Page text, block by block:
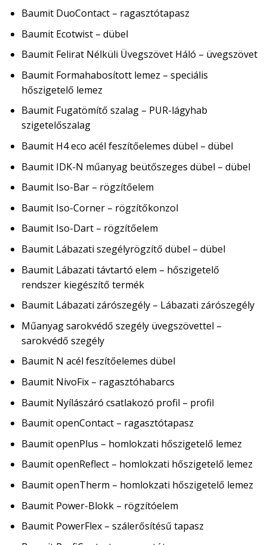
Baumit DuoContact – ragasztótapasz
Baumit Ecotwist – dübel
Baumit Felirat Nélküli Üvegszövet Háló – üvegszövet
Baumit Formahabosított lemez – speciális
hőszigetelő lemez
Baumit Fugatömítő szalag – PUR-lágyhab
szigetelőszalag
Baumit H4 eco acél feszítőelemes dübel – dübel
Baumit IDK-N műanyag beütőszeges dübel – dübel
Baumit Iso-Bar – rögzítőelem
Baumit Iso-Corner – rögzítőkonzol
Baumit Iso-Dart – rögzítőelem
Baumit Lábazati szegélyrögzítő dübel – dübel
Baumit Lábazati távtartó elem – hőszigetelő
rendszer kiegészítő termék
Baumit Lábazati zárószegély – Lábazati zárószegély
Műanyag sarokvédő szegély üvegszövettel –
sarokvédő szegély
Baumit N acél feszítőelemes dübel
Baumit NivoFix – ragasztóhabarcs
Baumit Nyílászáró csatlakozó profil – profil
Baumit openContact – ragasztótapasz
Baumit openPlus – homlokzati hőszigetelő lemez
Baumit openReflect – homlokzati hőszigetelő lemez
Baumit openTherm – homlokzati hőszigetelő lemez
Baumit Power-Blokk – rögzítóelem
Baumit PowerFlex – szálerősítésű tapasz